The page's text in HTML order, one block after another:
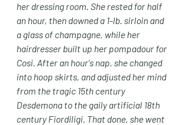
her dressing room. She rested for half
an hour, then downed a 1-lb. sirloin and
a glass of champagne, while her
hairdresser built up her pompadour for
Cosi. After an hour's nap, she changed
into hoop skirts, and adjusted her mind
from the tragic 15th century
Desdemona to the gaily artificial 18th
century Fiordiligi. That done, she went